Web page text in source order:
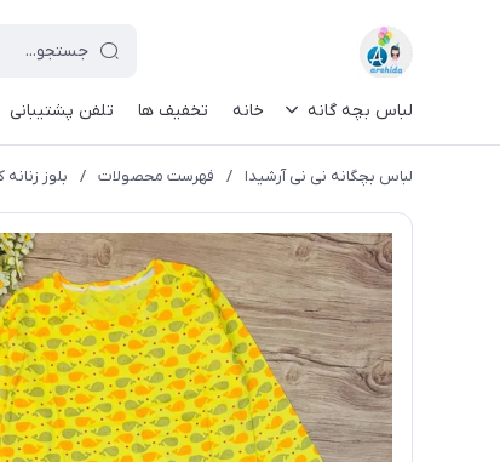
لباس بچه گانه خانه تخفیف ها تلفن پشتیبانی
لباس بچگانه نی نی آرشیدا / فهرست محصولات / بلوز زنانه کد